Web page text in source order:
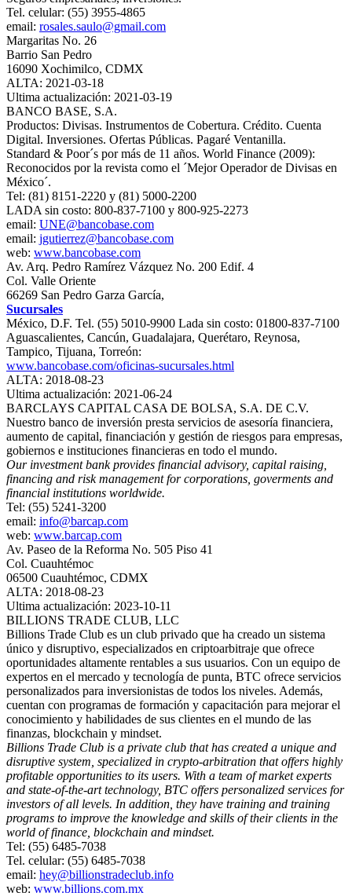
Tel. celular: (55) 3955-4865
email: rosales.saulo@gmail.com
Margaritas No. 26
Barrio San Pedro
16090 Xochimilco, CDMX
ALTA: 2021-03-18
Ultima actualización: 2021-03-19
BANCO BASE, S.A.
Productos: Divisas. Instrumentos de Cobertura. Crédito. Cuenta
Digital. Inversiones. Ofertas Públicas. Pagaré Ventanilla.
Standard & Poor´s por más de 11 años. World Finance (2009):
Reconocidos por la revista como el ´Mejor Operador de Divisas en
México´.
Tel: (81) 8151-2220 y (81) 5000-2200
LADA sin costo: 800-837-7100 y 800-925-2273
email: UNE@bancobase.com
email: jgutierrez@bancobase.com
web: www.bancobase.com
Av. Arq. Pedro Ramírez Vázquez No. 200 Edif. 4
Col. Valle Oriente
66269 San Pedro Garza García,
Sucursales
México, D.F. Tel. (55) 5010-9900 Lada sin costo: 01800-837-7100
Aguascalientes, Cancún, Guadalajara, Querétaro, Reynosa,
Tampico, Tijuana, Torreón:
www.bancobase.com/oficinas-sucursales.html
ALTA: 2018-08-23
Ultima actualización: 2021-06-24
BARCLAYS CAPITAL CASA DE BOLSA, S.A. DE C.V.
Nuestro banco de inversión presta servicios de asesoría financiera,
aumento de capital, financiación y gestión de riesgos para empresas,
gobiernos e instituciones financieras en todo el mundo.
Our investment bank provides financial advisory, capital raising,
financing and risk management for corporations, goverments and
financial institutions worldwide.
Tel: (55) 5241-3200
email: info@barcap.com
web: www.barcap.com
Av. Paseo de la Reforma No. 505 Piso 41
Col. Cuauhtémoc
06500 Cuauhtémoc, CDMX
ALTA: 2018-08-23
Ultima actualización: 2023-10-11
BILLIONS TRADE CLUB, LLC
Billions Trade Club es un club privado que ha creado un sistema
único y disruptivo, especializados en criptoarbitraje que ofrece
oportunidades altamente rentables a sus usuarios. Con un equipo de
expertos en el mercado y tecnología de punta, BTC ofrece servicios
personalizados para inversionistas de todos los niveles. Además,
cuentan con programas de formación y capacitación para mejorar el
conocimiento y habilidades de sus clientes en el mundo de las
finanzas, blockchain y mindset.
Billions Trade Club is a private club that has created a unique and
disruptive system, specialized in crypto-arbitration that offers highly
profitable opportunities to its users. With a team of market experts
and state-of-the-art technology, BTC offers personalized services for
investors of all levels. In addition, they have training and training
programs to improve the knowledge and skills of their clients in the
world of finance, blockchain and mindset.
Tel: (55) 6485-7038
Tel. celular: (55) 6485-7038
email: hey@billionstradeclub.info
web: www.billions.com.mx